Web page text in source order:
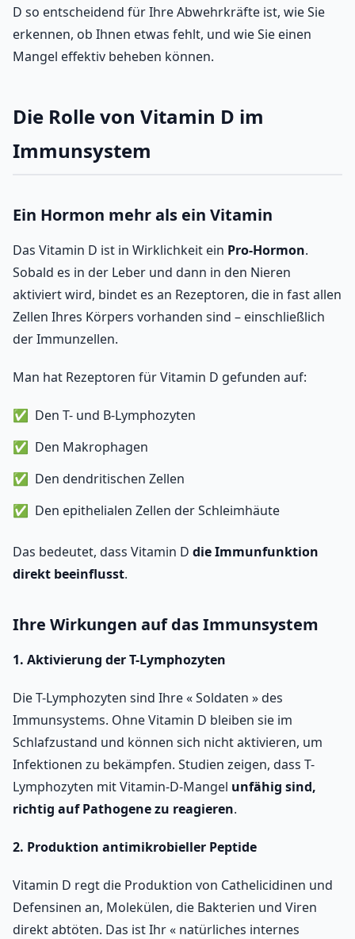
D so entscheidend für Ihre Abwehrkräfte ist, wie Sie
erkennen, ob Ihnen etwas fehlt, und wie Sie einen
Mangel effektiv beheben können.
Die Rolle von Vitamin D im
Immunsystem
Ein Hormon mehr als ein Vitamin
Das Vitamin D ist in Wirklichkeit ein Pro-Hormon.
Sobald es in der Leber und dann in den Nieren
aktiviert wird, bindet es an Rezeptoren, die in fast allen
Zellen Ihres Körpers vorhanden sind – einschließlich
der Immunzellen.
Man hat Rezeptoren für Vitamin D gefunden auf:
Den T- und B-Lymphozyten
Den Makrophagen
Den dendritischen Zellen
Den epithelialen Zellen der Schleimhäute
Das bedeutet, dass Vitamin D die Immunfunktion
direkt beeinflusst.
Ihre Wirkungen auf das Immunsystem
1. Aktivierung der T-Lymphozyten
Die T-Lymphozyten sind Ihre « Soldaten » des
Immunsystems. Ohne Vitamin D bleiben sie im
Schlafzustand und können sich nicht aktivieren, um
Infektionen zu bekämpfen. Studien zeigen, dass T-
Lymphozyten mit Vitamin-D-Mangel unfähig sind,
richtig auf Pathogene zu reagieren.
2. Produktion antimikrobieller Peptide
Vitamin D regt die Produktion von Cathelicidinen und
Defensinen an, Molekülen, die Bakterien und Viren
direkt abtöten. Das ist Ihr « natürliches internes